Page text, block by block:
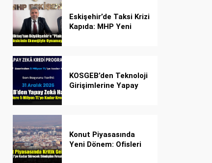
Eskişehir’de Taksi Krizi
Kapıda: MHP Yeni
KOSGEB’den Teknoloji
Girişimlerine Yapay
Konut Piyasasında
Yeni Dönem: Ofisleri